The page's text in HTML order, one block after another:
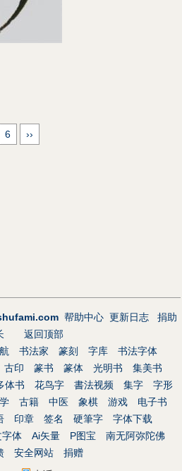
6 ››
帮助中心 更新日志
捐助
返回顶部
书法家 篆刻 字库
书法字体
古印 篆书 篆体 光明书
集美书
体书 花鸟字 書法视频 集字
字形
古籍 中医 象棋 游戏
电子书
印章 签名 硬筆字
字体下载
体 Ai矢量 P图宝
南无阿弥陀佛
安全网站
捐赠